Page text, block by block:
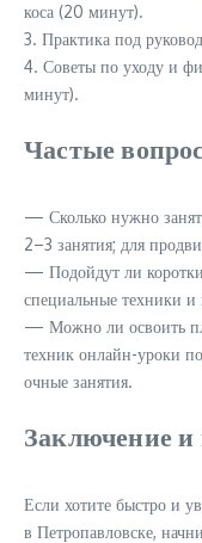
коса (20 минут).
3. Практика под
4. Советы по уходу и
минут).
Частые
— Сколько нужно
2–3 занятия; для
— Подойдут ли
специальные техники и
— Можно ли освоить
техник онлайн-уроки
очные занятия.
Заключение
Если хотите быстро и
в Петропавловске,